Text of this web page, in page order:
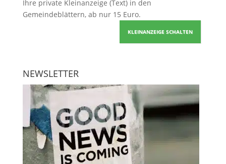
Ihre private Kleinanzeige (Text) in den
Gemeindeblättern, ab nur 15 Euro.
KLEINANZEIGE SCHALTEN
NEWSLETTER